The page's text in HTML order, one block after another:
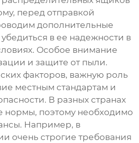
перед отправкой
дополнительные
в ее надежности в
Особое внимание
и защите от пыли.
факторов, важную роль
местным стандартам и
В разных странах
нормы, поэтому необходимо
Например, в
очень строгие требования